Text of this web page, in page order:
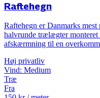
Raftehegn
Raftehegn er Danmarks
halvrunde trælægter
afskærmning til en
Høj privatliv
Vind: Medium
Træ
Fra